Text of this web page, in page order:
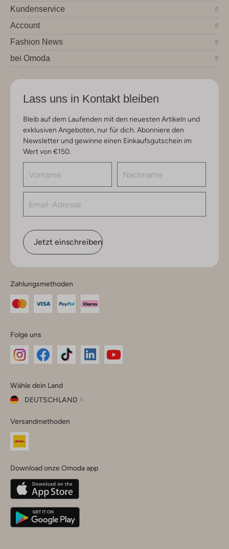
Kundenservice
Account
Fashion News
bei Omoda
Lass uns in Kontakt bleiben
Bleib auf dem Laufenden mit den neuesten Artikeln und
exklusiven Angeboten, nur für dich. Abonniere den
Newsletter und gewinne einen Einkaufsgutschein im
Wert von €150.
Jetzt einschreiben
Zahlungsmethoden
Folge uns
Instagram
Facebook
TikTok
Wähle dein Land
DEUTSCHLAND
dein
Land
Belgique(Français)
Deutschland
Versandmethoden
Download onze Omoda app